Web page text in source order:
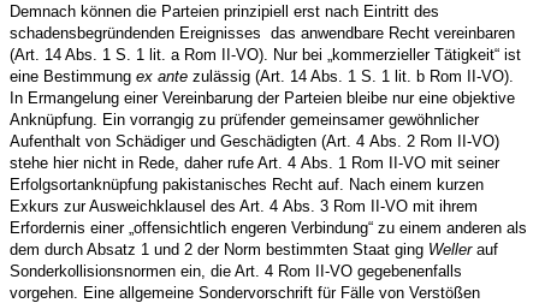
Demnach können die Parteien prinzipiell erst nach Eintritt des
schadensbegründenden Ereignisses das anwendbare Recht vereinbaren
(Art. 14 Abs. 1 S. 1 lit. a Rom II-VO). Nur bei „kommerzieller Tätigkeit“ ist
eine Bestimmung ex ante zulässig (Art. 14 Abs. 1 S. 1 lit. b Rom II-VO).
In Ermangelung einer Vereinbarung der Parteien bleibe nur eine objektive
Anknüpfung. Ein vorrangig zu prüfender gemeinsamer gewöhnlicher
Aufenthalt von Schädiger und Geschädigten (Art. 4 Abs. 2 Rom II-VO)
stehe hier nicht in Rede, daher rufe Art. 4 Abs. 1 Rom II-VO mit seiner
Erfolgsortanknüpfung pakistanisches Recht auf. Nach einem kurzen
Exkurs zur Ausweichklausel des Art. 4 Abs. 3 Rom II-VO mit ihrem
Erfordernis einer „offensichtlich engeren Verbindung“ zu einem anderen als
dem durch Absatz 1 und 2 der Norm bestimmten Staat ging Wellerauf
Sonderkollisionsnormen ein, die Art. 4 Rom II-VO gegebenenfalls
vorgehen. Eine allgemeine Sondervorschrift für Fälle von Verstößen